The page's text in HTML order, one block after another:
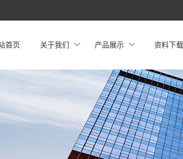
首页 关于我们 产品展示 资料下载